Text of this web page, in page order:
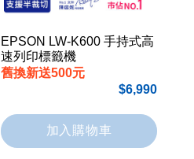
EPSON LW-K600 手持式高
速列印標籤機
舊換新送500元
6,990
加入購物車